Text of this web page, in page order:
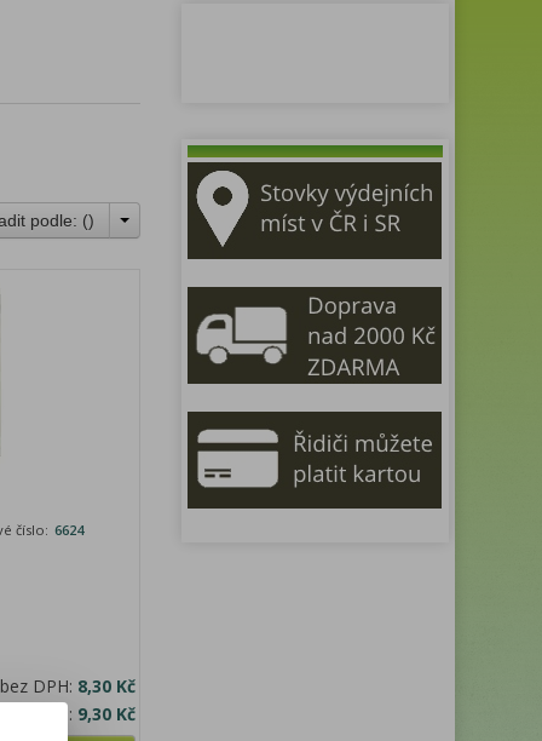
podle: ()
číslo: 6624
DPH: 8,30 Kč
s DPH: 9,30 Kč